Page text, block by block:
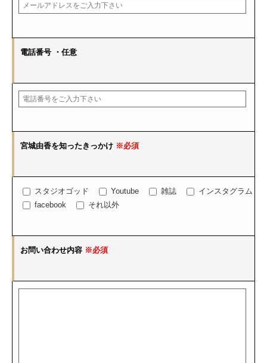
電話番号 ・任意
宮城由香を知ったきっかけ ※必須
スタジオゴッド Youtube 雑誌
インスタグラム
facebook
それ以外
お問い合わせ内容 ※必須